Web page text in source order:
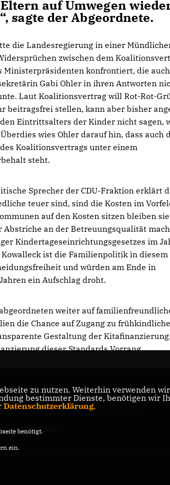
auf Umwegen
sagte der Abgeordnete.
die Landesregierung in einer
zwischen dem
Ministerpräsidenten konfrontiert, die auch
Gabi Ohler in ihren Antworten
Laut Koalitionsvertrag will Rot-Rot-
beitragsfrei stellen, kann aber bisher
Eintrittsalters der Kinder nicht sagen,
wies Ohler darauf hin, dass auch
Koalitionsvertrags unter einem
steht.
Sprecher der CDU-Fraktion erklärt
teuer sind, sind die Kosten im
auf den Kosten sitzen bleiben
an der Betreuungsqualität
Kindertageseinrichtungsgesetzes im
ist die Familienpolitik in diesem
und würden am Ende in
ein Aufschlag droht.
weiter auf
die Chance auf Zugang zu
Gestaltung der
dieser Standards Vorrang.
Landesverband Thüringen
Deutschlands
zu nutzen. Weiterhin verwenden
bestimmter Dienste, benötigen wir
Datenschutzerklärung.
benötigt.
ein.